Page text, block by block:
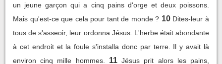
un jeune garçon qui a cinq pains d'orge et deux poissons.
Mais qu'est-ce que cela pour tant de monde ? 10 Dites-leur à
tous de s'asseoir, leur ordonna Jésus. L'herbe était abondante
à cet endroit et la foule s'installa donc par terre. Il y avait là
environ cinq mille hommes.
11 Jésus prit alors les pains,